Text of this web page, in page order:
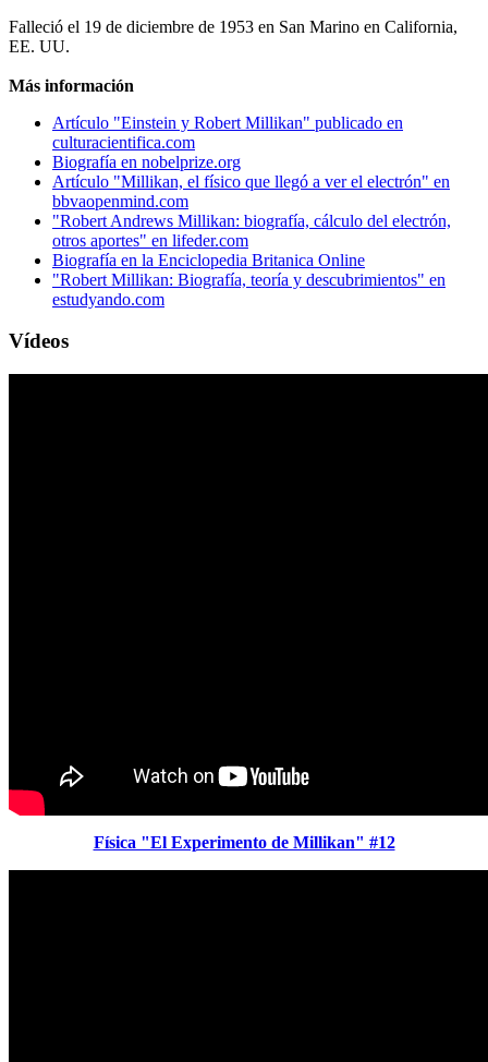
Falleció el 19 de diciembre de 1953 en San Marino en California,
EE. UU.
Más información
Artículo "Einstein y Robert Millikan" publicado en
culturacientifica.com
Biografía en nobelprize.org
Artículo "Millikan, el físico que llegó a ver el electrón" en
bbvaopenmind.com
"Robert Andrews Millikan: biografía, cálculo del electrón,
otros aportes" en lifeder.com
Biografía en la Enciclopedia Britanica Online
"Robert Millikan: Biografía, teoría y descubrimientos" en
estudyando.com
Vídeos
Física "El Experimento de Millikan" #12